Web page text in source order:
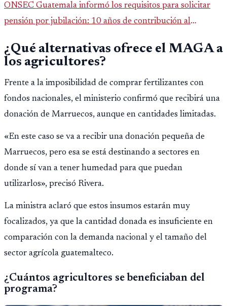
ONSEC Guatemala informó los requisitos para solicitar
pensión por jubilación: 10 años de contribución al
importar edad.
¿Qué alternativas ofrece el MAGA a
los agricultores?
Frente a la imposibilidad de comprar fertilizantes con
fondos nacionales, el ministerio confirmó que recibirá una
donación de Marruecos, aunque en cantidades limitadas.
«En este caso se va a recibir una donación pequeña de
Marruecos, pero esa se está destinando a sectores en
donde sí van a tener humedad para que puedan
utilizarlos», precisó Rivera.
La ministra aclaró que estos insumos estarán muy
focalizados, ya que la cantidad donada es insuficiente en
comparación con la demanda nacional y el tamaño del
sector agrícola guatemalteco.
¿Cuántos agricultores se beneficiaban del
programa?